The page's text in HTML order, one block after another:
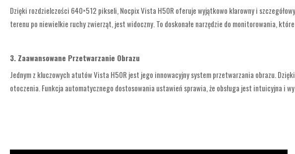
Dzięki rozdzielczości 640×512 pikseli, Nocpix Vista H50R oferuje wyjątkowo klarowny i
terenu po niewielkie ruchy zwierząt, jest widoczny. To doskonałe narzędzie do monitorowania,
3. Zaawansowane Przetwarzanie Obrazu
Jednym z kluczowych atutów Vista H50R jest jego innowacyjny system przetwarzania obrazu.
otoczenia. Funkcja automatycznego dostosowania ustawień sprawia, że obsługa jest intuicyjna i